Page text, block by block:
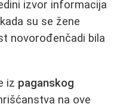
izvor informacija
su se žene
novorođenčadi bila
iz paganskog
na ove